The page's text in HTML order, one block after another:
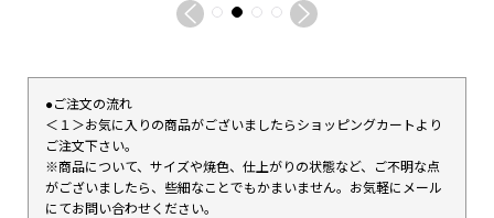
●ご注文の流れ
＜１＞お気に入りの商品がございましたらショッピングカートより
ご注文下さい。
※商品について、サイズや焼色、仕上がりの状態など、ご不明な点
がございましたら、些細なことでもかまいません。お気軽にメール
にてお問い合わせください。